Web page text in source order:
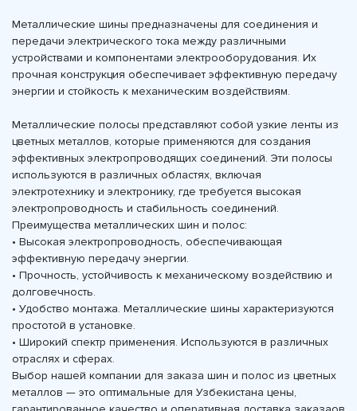
Металлические шины предназначены для соединения и
передачи электрического тока между различными
устройствами и компонентами электрооборудования. Их
прочная конструкция обеспечивает эффективную передачу
энергии и стойкость к механическим воздействиям.
Металлические полосы представляют собой узкие ленты из
цветных металлов, которые применяются для создания
эффективных электропроводящих соединений. Эти полосы
используются в различных областях, включая
электротехнику и электронику, где требуется высокая
электропроводность и стабильность соединений.
Преимущества металлических шин и полос:
• Высокая электропроводность, обеспечивающая
эффективную передачу энергии.
• Прочность, устойчивость к механическому воздействию и
долговечность.
• Удобство монтажа. Металлические шины характеризуются
простотой в установке.
• Широкий спектр применения. Используются в различных
отраслях и сферах.
Выбор нашей компании для заказа шин и полос из цветных
металлов — это оптимальные для Узбекистана цены,